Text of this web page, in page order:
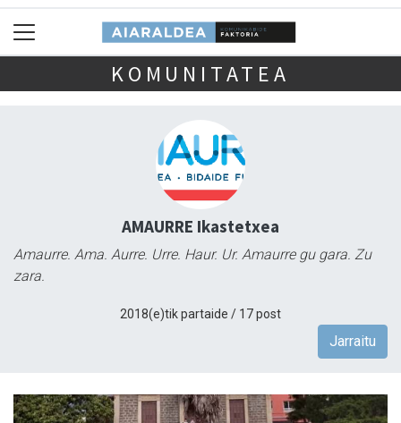
KOMUNITATEA
AMAURRE Ikastetxea
Amaurre. Ama. Aurre. Urre. Haur. Ur. Amaurre gu gara. Zu
zara.
2018(e)tik partaide / 17 post
Jarraitu